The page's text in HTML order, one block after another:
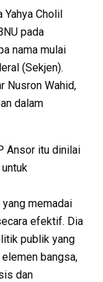
Yahya Cholil
pada
nama mulai
(Sekjen).
Nusron Wahid,
dalam
Ansor itu dinilai
memadai
efektif. Dia
publik yang
bangsa,
dan